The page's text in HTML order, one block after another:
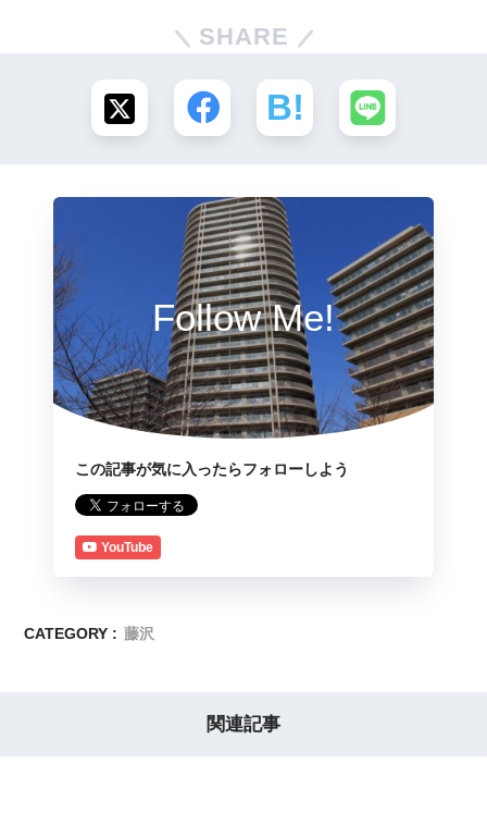
SHARE
Follow Me!
この記事が気に入ったらフォローしよう
YouTube
CATEGORY : 藤沢
関連記事